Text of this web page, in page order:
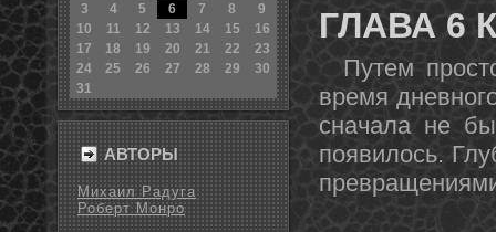
3
4 5 6 7 8
9
10
11 12 13 14 15
16
17
18 19 20 21 22
23
24
25 26 27 28 29
30
31
АВТОРЫ
Михаил Радуга
Роберт Монро
ГЛАВА 6
Путем
время
сначала не
появилось.